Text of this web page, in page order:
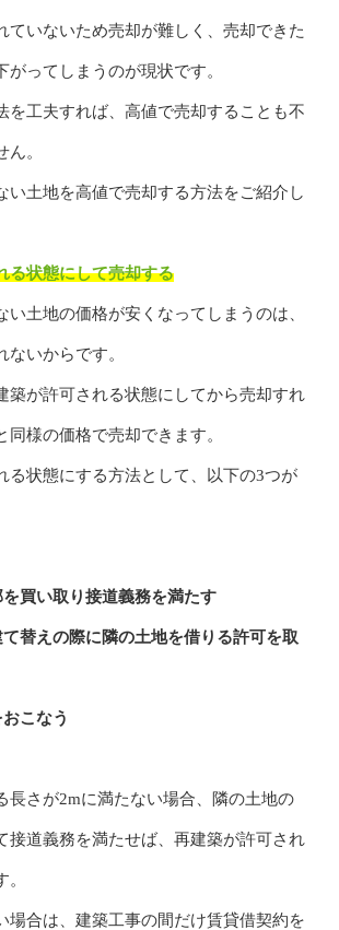
ていないため売却が難しく、売却できた
がってしまうのが現状です。
を工夫すれば、高値で売却することも不
。
い土地を高値で売却する方法をご紹介し
る状態にして売却する
い土地の価格が安くなってしまうのは、
いからです。
築が許可される状態にしてから売却すれ
同様の価格で売却できます。
る状態にする方法として、以下の3つが
買い取り接道義務を満たす
替えの際に隣の土地を借りる許可を取
こなう
長さが2mに満たない場合、隣の土地の
接道義務を満たせば、再建築が許可され
場合は、建築工事の間だけ賃貸借契約を